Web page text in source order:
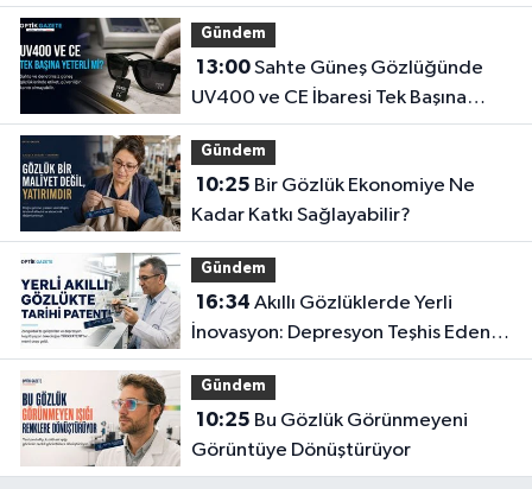
Gündem
13:00Sahte Güneş Gözlüğünde
UV400 ve CE İbaresi Tek Başına
Yeterli mi?
Gündem
10:25
Kadar Katkı Sağlayabilir?
Gündem
16:34
İnovasyon: Depresyon Teşhis Eden
Gözlüğe Türkpatent Onayı
Gündem
10:25
Görüntüye Dönüştürüyor